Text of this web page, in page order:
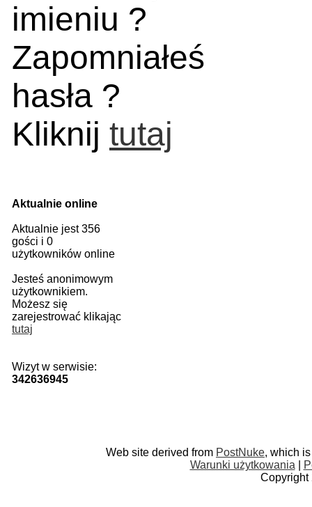
imieniu ?
Zapomniałeś
hasła ?
Kliknij tutaj
Aktualnie online
Aktualnie jest 356
gości i 0
użytkowników online
Jesteś anonimowym
użytkownikiem.
Możesz się
zarejestrować klikając
tutaj
Wizyt w serwisie:
342636945
Web site derived from PostNuke, which
Warunki użytkowania
Copyright